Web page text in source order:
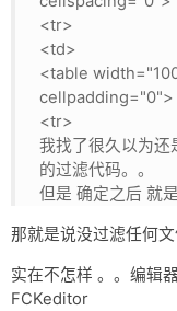
<tr>
<td>
<table
cellpadding="0">
<tr>
我找了很久以为还
的过滤代码。。
但是 确定之后 就
那就是说没过滤任何文
实在不怎样 。。编辑
FCKeditor